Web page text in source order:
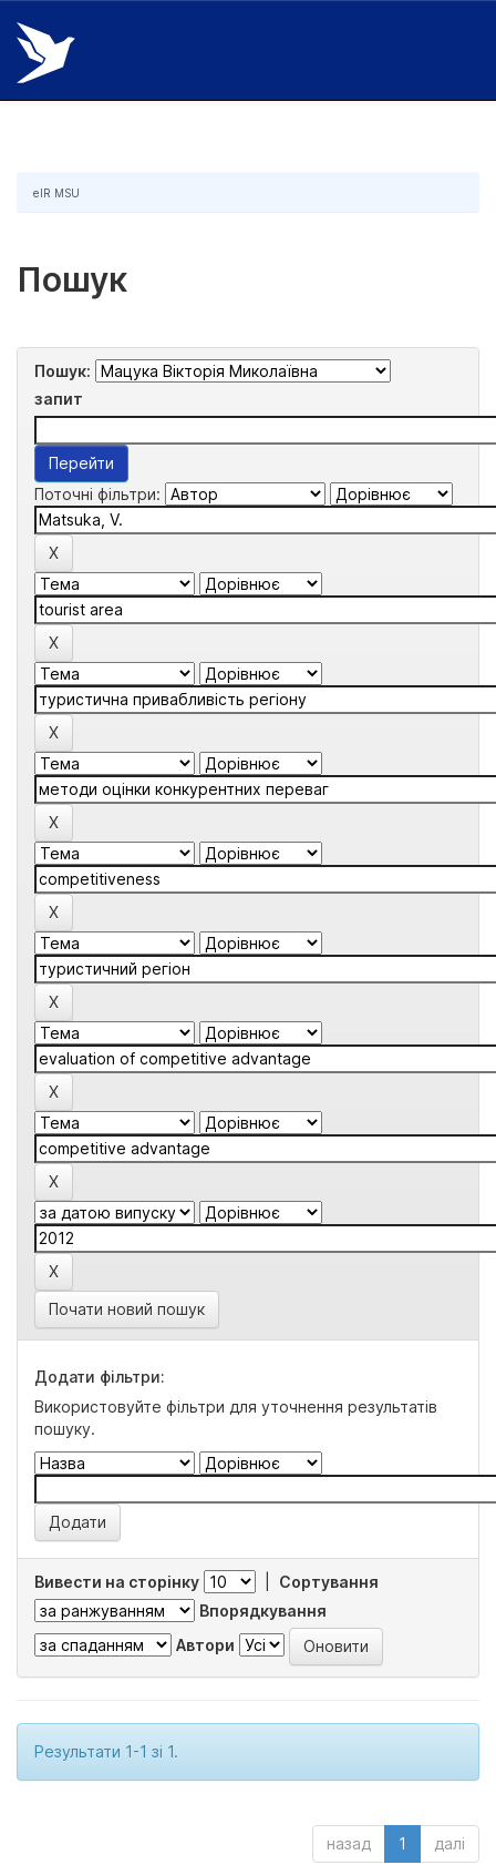
Skip
navigation
eIR MSU
Пошук
Пошук:
запит
Поточні фільтри:
Почати новий пошук
Додати фільтри:
Використовуйте фільтри для уточнення результатів
пошуку.
Вивести на сторінку
Сортування
Впорядкування
Автори
Результати 1-1 зі 1.
назад 1 далі